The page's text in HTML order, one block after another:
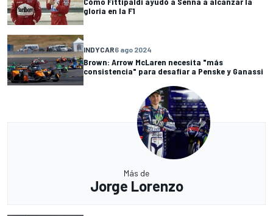
gloria en la F1
INDYCAR6 ago 2024
Brown: Arrow McLaren necesita "más
consistencia" para desafiar a Penske y Ganassi
Más de
Jorge Lorenzo